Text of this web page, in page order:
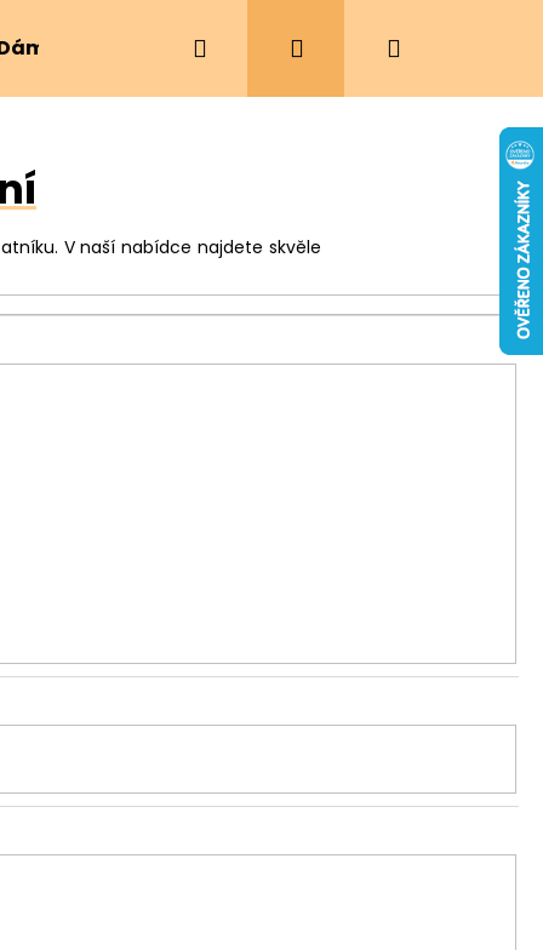
oblečení Ergonomická nosítka
Hledat PřihlášeníNákupní
V naší nabídce najdete skvěle